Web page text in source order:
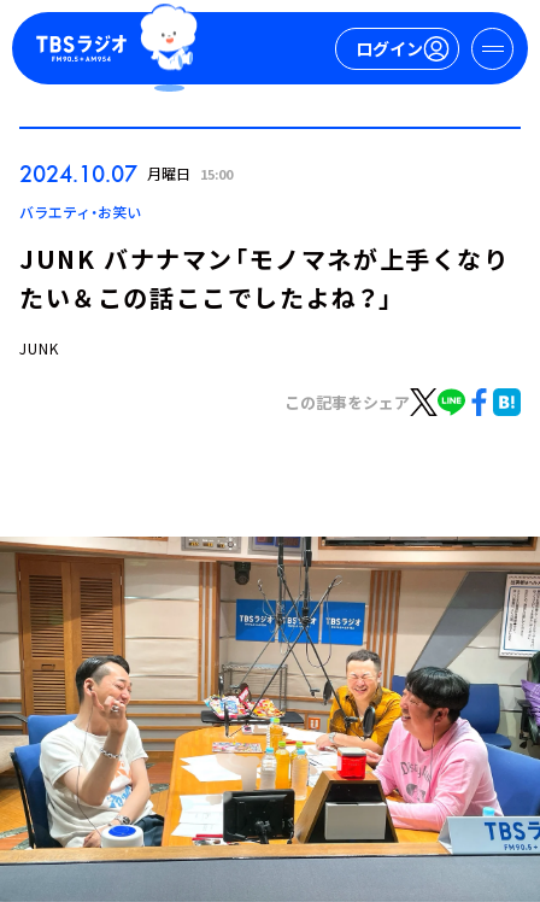
ログイン
ログイン
お知らせ
イベント・グッズ
YouTube
会社情報
2024.10.07 月曜日 15:00
バラエティ・お笑い
JUNK バナナマン「モノマネが上手くなり
たい＆この話ここでしたよね？」
JUNK
この記事をシェア